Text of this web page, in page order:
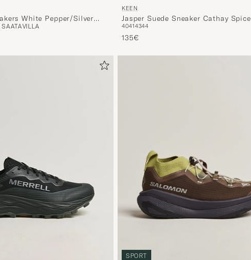
White Pepper/Silver
KEEN
Jasper Suede Sneaker Cathay Spice
40414344
135€
SPORT